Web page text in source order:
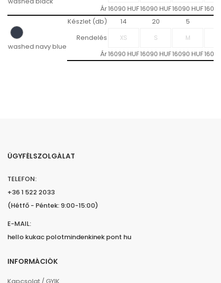
Ár16090 HUF16090 HUF16090 HUF
washed navy blue
Készlet (db) 14 20 5
Rendelés
Ár16090 HUF16090 HUF16090 HUF
ÜGYFÉLSZOLGÁLAT
TELEFON:
+36 1 522 2033
(Hétfő - Péntek: 9:00-15:00)
E-MAIL:
hello kukac polotmindenkinek pont hu
INFORMÁCIÓK